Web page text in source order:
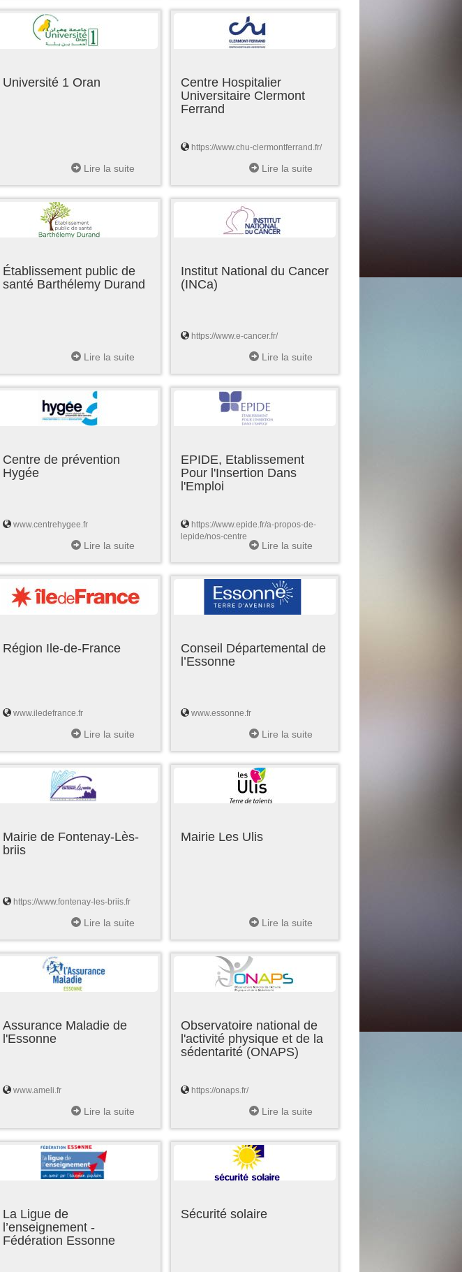
Université 1 Oran
Lire la suite
Centre Hospitalier
Universitaire Clermont
Ferrand
https://www.chu-clermontferrand.fr/
Lire la suite
Établissement public de
santé Barthélemy Durand
Lire la suite
Institut National du Cancer
(INCa)
https://www.e-cancer.fr/
Lire la suite
Centre de prévention
Hygée
www.centrehygee.fr
Lire la suite
EPIDE, Etablissement
Pour l'Insertion Dans
l'Emploi
https://www.epide.fr/a-propos-de-
lepide/nos-centre
Lire la suite
Région Ile-de-France
www.iledefrance.fr
Lire la suite
Conseil Départemental de
l’Essonne
www.essonne.fr
Lire la suite
Mairie de Fontenay-Lès-
briis
https://www.fontenay-les-briis.fr
Lire la suite
Mairie Les Ulis
Lire la suite
Assurance Maladie de
l'Essonne
www.ameli.fr
Lire la suite
Observatoire national de
l'activité physique et de la
sédentarité (ONAPS)
https://onaps.fr/
Lire la suite
La Ligue de
l’enseignement -
Fédération Essonne
Sécurité solaire